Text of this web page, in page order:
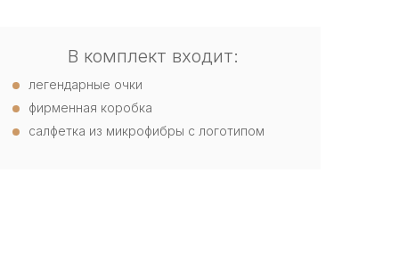
В комплект входит:
легендарные очки
фирменная коробка
салфетка из микрофибры с логотипом